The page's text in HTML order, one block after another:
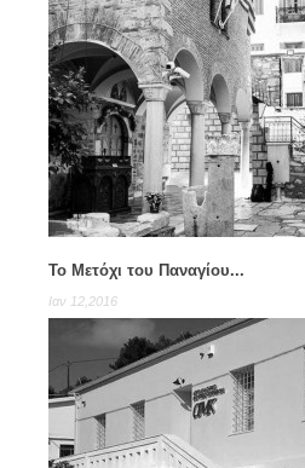
Το Μετόχι του Παναγίου...
Ιαν 12,2016